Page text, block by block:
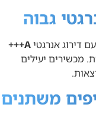
דירוג אנרגטיA+++
מכשירים יעילים